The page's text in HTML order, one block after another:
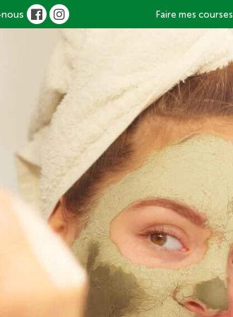
Faire mes courses